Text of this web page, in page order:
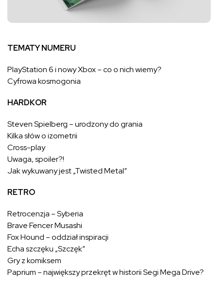
TEMATY NUMERU
PlayStation 6 i nowy Xbox – co o nich wiemy?
Cyfrowa kosmogonia
HARDKOR
Steven Spielberg – urodzony do grania
Kilka słów o izometrii
Cross-play
Uwaga, spoiler?!
Jak wykuwany jest „Twisted Metal”
RETRO
Retrocenzja – Syberia
Brave Fencer Musashi
Fox Hound – oddział inspiracji
Echa szczęku „Szczęk”
Gry z komiksem
Paprium – największy przekręt w historii Segi Mega Drive?